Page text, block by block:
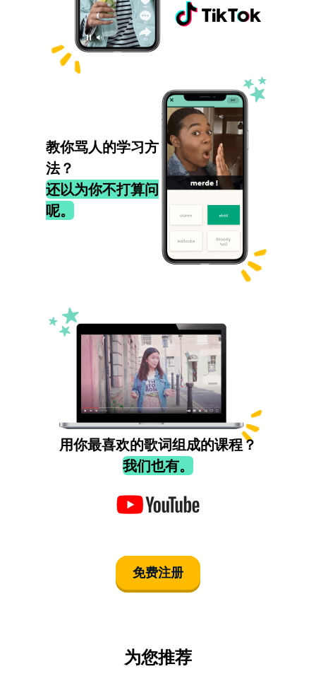
教你骂人的学习方
法？
还以为你不打算问
呢。
用你最喜欢的歌词组成的课程？
我们也有。
免费注册
为您推荐